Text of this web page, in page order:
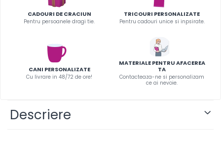
Standuri Medii
Standuri Mici
CADOURI DE CRACIUN
Pentru persoanele dragi tie.
TRICOURI PERSONALIZATE
Pentru cadouri unice si inpsirate.
CANI PERSONALIZATE
Cu livrare in 48/72 de ore!
MATERIALE PENTRU AFACEREA
TA
Contacteaza-ne si personalizam
ce ai nevoie.
Descriere